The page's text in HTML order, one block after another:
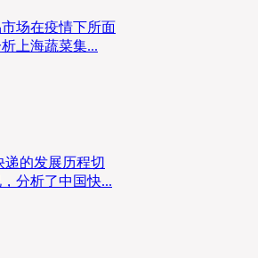
场在疫情下所面
上海蔬菜集...
递的发展历程切
分析了中国快...